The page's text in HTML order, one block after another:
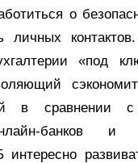
о
личных
«под
в сравнении с
банков и